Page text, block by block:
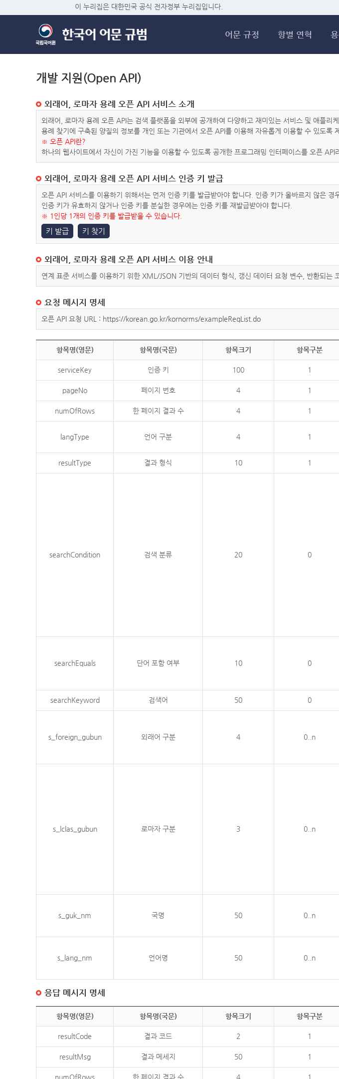
이 누리집은 대한민국 공식 전자정부 누리집입니다.
어문 규정 항별 연혁
개발 지원(Open API)
외래어, 로마자 용례 오픈 API 서비스 소개
외래어, 로마자 용례 오픈 API는 검색 플랫폼을 외부에 공개하여 다양하고 재미있는 서비스 및 애플리
용례 찾기에 구축된 양질의 정보를 개인 또는 기관에서 오픈 API를 이용해 자유롭게 이용할 수 있도록
※ 오픈 API란?
하나의 웹사이트에서 자신이 가진 기능을 이용할 수 있도록 공개한 프로그래밍 인터페이스를 오픈 API
외래어, 로마자 용례 오픈 API 서비스 인증 키 발급
오픈 API 서비스를 이용하기 위해서는 먼저 인증 키를 발급받아야 합니다. 인증 키가 올바르지 않은 경
인증 키가 유효하지 않거나 인증 키를 분실한 경우에는 인증 키를 재발급받아야 합니다.
※ 1인당 1개의 인증 키를 발급받을 수 있습니다.
키 발급 키 찾기
외래어, 로마자 용례 오픈 API 서비스 이용 안내
연계 표준 서비스를 이용하기 위한 XML/JSON 기반의 데이터 형식, 갱신 데이터 요청 변수, 반환되는
요청 메시지 명세
오픈 API 요청 URL : https://korean.go.kr/kornorms/exampleReqList.do
항목명(영문) 항목명(국문) 항목크기 항목구분
serviceKey 인증 키 100 1
pageNo 페이지 번호 4 1
numOfRows 한 페이지 결과 수 4 1
langType 언어 구분 4 1
resultType 결과 형식 10 1
searchCondition 검색 분류 20 0
searchEquals 단어 포함 여부 10 0
searchKeyword 검색어 50 0
s_foreign_gubun 외래어 구분 4 0..n
s_lclas_gubun 로마자 구분 3 0..n
s_guk_nm 국명 50 0..n
s_lang_nm 언어명 50 0..n
응답 메시지 명세
항목명(영문) 항목명(국문) 항목크기 항목구분
resultCode 결과 코드 2 1
resultMsg 결과 메세지 50 1
numOfRows 한 페이지 결과 수 4 1